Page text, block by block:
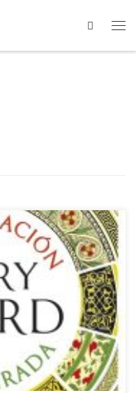
Search
la última obra de
de Ciencias Sociales en
ver la realidad por los
mirada (febrero de 2019),